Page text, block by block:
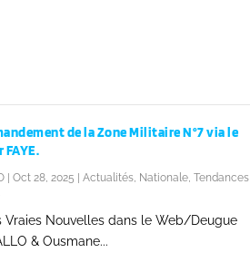
de la Zone Militaire N°7 via le
| Oct 28, 2025 | Actualités, Nationale, Tendances
Vraies Nouvelles dans le Web/Deugue
& Ousmane...